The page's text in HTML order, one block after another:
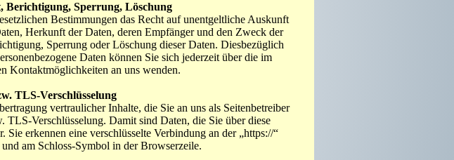
Berichtigung, Sperrung, Löschung
Bestimmungen das Recht auf unentgeltliche Auskunft
Herkunft der Daten, deren Empfänger und den Zweck der
Sperrung oder Löschung dieser Daten. Diesbezüglich
Daten können Sie sich jederzeit über die im
Kontaktmöglichkeiten an uns wenden.
TLS-Verschlüsselung
vertraulicher Inhalte, die Sie an uns als Seitenbetreiber
TLS-Verschlüsselung. Damit sind Daten, die Sie über diese
erkennen eine verschlüsselte Verbindung an der „https://“
am Schloss-Symbol in der Browserzeile.